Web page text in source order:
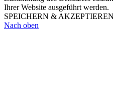
Ihrer Website ausgeführt werden.
SPEICHERN & AKZEPTIEREN
Nach oben